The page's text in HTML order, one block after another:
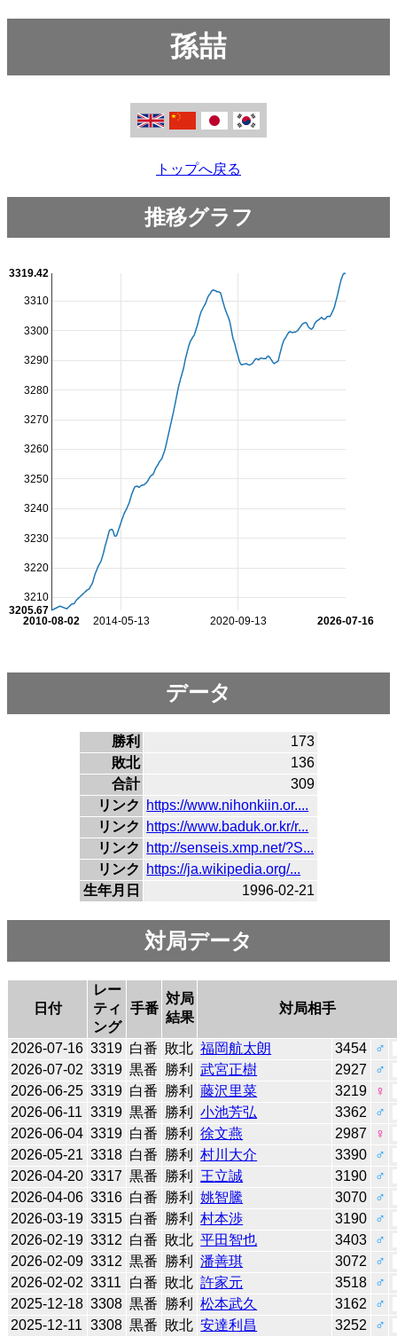
孫喆
トップへ戻る
推移グラフ
2014-05-13 2020-09-13
2010-08-02 2026-07-16
3210
3220
3230
3240
3250
3260
3270
3280
3290
3300
3310
3205.67
3319.42
データ
勝利
173
敗北
136
合計
309
リンク
https://www.nihonkiin.or....
リンク
https://www.baduk.or.kr/r...
リンク
http://senseis.xmp.net/?S...
リンク
https://ja.wikipedia.org/...
生年月日
1996-02-21
対局データ
日付
レー
ティ
ング
手番
対局
結果
対局相手
2026-07-16 3319 白番 敗北 福岡航太朗 3454
♂
2026-07-02 3319 黒番 勝利 武宮正樹 2927
♂
2026-06-25 3319 白番 勝利 藤沢里菜 3219
♀
2026-06-11 3319 黒番 勝利 小池芳弘 3362
♂
2026-06-04 3319 白番 勝利 徐文燕 2987
♀
2026-05-21 3318 白番 勝利 村川大介 3390
♂
2026-04-20 3317 黒番 勝利 王立誠 3190
♂
2026-04-06 3316 白番 勝利 姚智騰 3070
♂
2026-03-19 3315 白番 勝利 村本渉 3190
♂
2026-02-19 3312 白番 敗北 平田智也 3403
♂
2026-02-09 3312 黒番 勝利 潘善琪 3072
♂
2026-02-02 3311 白番 敗北 許家元 3518
♂
2025-12-18 3308 黒番 勝利 松本武久 3162
♂
2025-12-11 3308 黒番 敗北 安達利昌 3252
♂